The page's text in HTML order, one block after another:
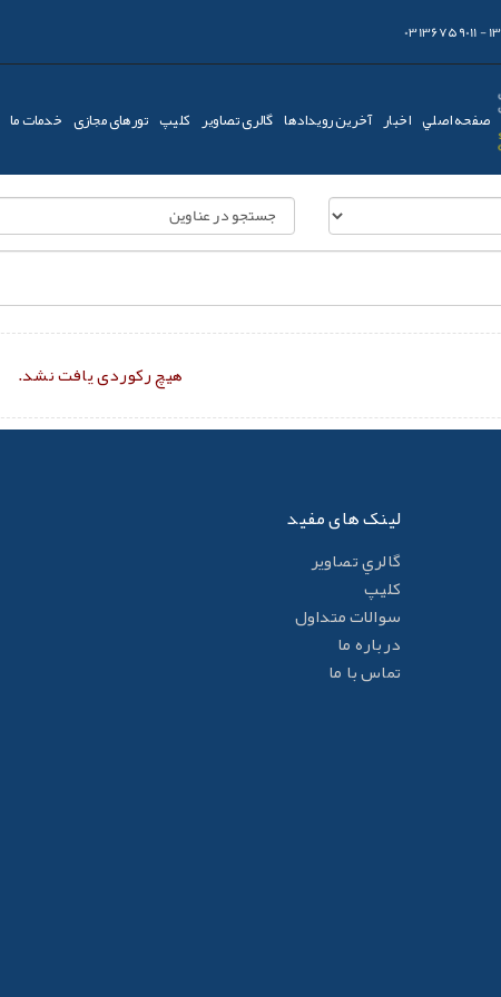
صفحه اصلي اخبار آخرین رویدادها گالری تصاویر کليپ تورهای مجازی خدمات ما
هیچ رکوردی یافت نشد.
لینک های مفید
گالري تصاوير
کليپ
سوالات متداول
درباره ما
تماس با ما